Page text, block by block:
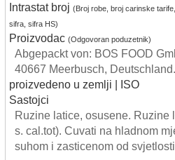
Intrastat broj (Broj robe, broj carinske tarife,
sifra, sifra HS)
Proizvodac (Odgovoran poduzetnik)
Abgepackt von: BOS FOOD
40667 Meerbusch, Deutschland.
proizvedeno u zemlji | ISO
Sastojci
Ruzine latice, osusene. Ruzine
s. cal.tot). Cuvati na hladnom
suhom i zasticenom od